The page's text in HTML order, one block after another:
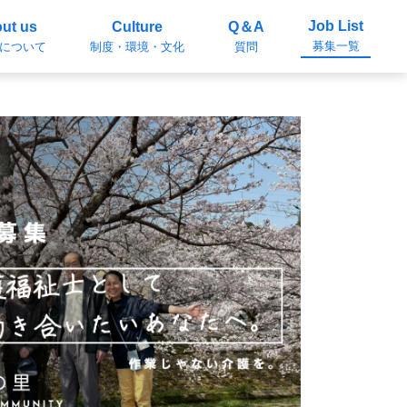
us
ついて
Culture
制度・環境・文化
Q＆A
質問
Job List
募集一覧